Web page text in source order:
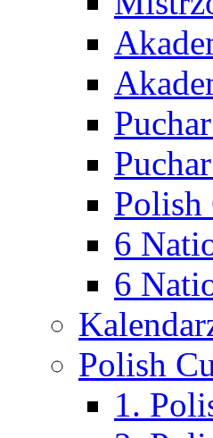
Polish
6
6
Polish
1.